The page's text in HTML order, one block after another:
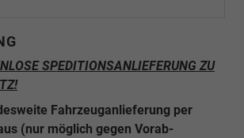
SPEDITIONSANLIEFERUNG ZU
Fahrzeuganlieferung per
(nur möglich gegen Vorab-